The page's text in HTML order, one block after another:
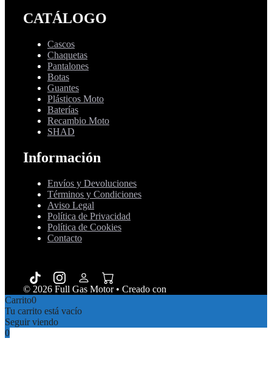
CATÁLOGO
Cascos
Chaquetas
Pantalones
Botas
Guantes
Plásticos Moto
Baterías
Recambio Moto
SHAD
Información
Envíos y Devoluciones
Términos y Condiciones
Aviso Legal
Política de Privacidad
Política de Cookies
Contacto
© 2026 Full Gas Motor• Creado con
Carrito0
Tu carrito está vacío
Seguir viendo
0